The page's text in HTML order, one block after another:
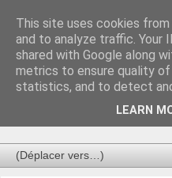
Au bistro !
La connerie étant le seul
entrevoir une parcelle de
de communication
This site uses cookies
and to analyze traffic. Your
shared with Google along
metrics to ensure quality
statistics, and to detect
LEARN